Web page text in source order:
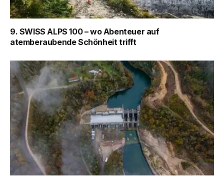
9. SWISS ALPS 100 – wo Abenteuer auf
atemberaubende Schönheit trifft